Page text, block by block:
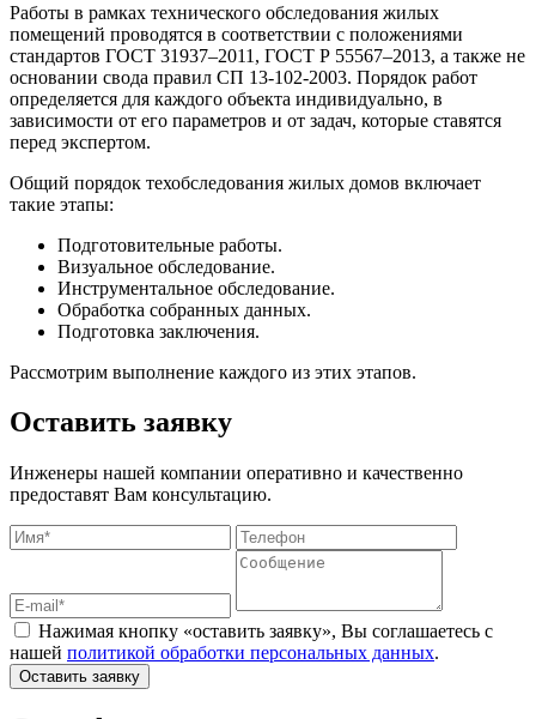
Работы в рамках технического обследования жилых
помещений проводятся в соответствии с положениями
стандартов ГОСТ 31937–2011, ГОСТ Р 55567–2013, а также не
основании свода правил СП 13-102-2003. Порядок работ
определяется для каждого объекта индивидуально, в
зависимости от его параметров и от задач, которые ставятся
перед экспертом.
Общий порядок техобследования жилых домов включает
такие этапы:
Подготовительные работы.
Визуальное обследование.
Инструментальное обследование.
Обработка собранных данных.
Подготовка заключения.
Рассмотрим выполнение каждого из этих этапов.
Оставить заявку
Инженеры нашей компании оперативно и качественно
предоставят Вам консультацию.
Нажимая кнопку «оставить заявку», Вы соглашаетесь с
нашей политикой обработки персональных данных.
Оставить заявку